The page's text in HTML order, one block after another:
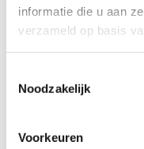
informatie die u aan
verzameld op basis
Noodzakelijk
Voorkeuren